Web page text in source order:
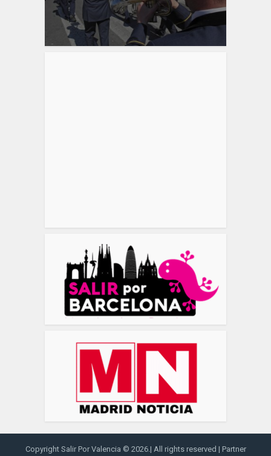
Copyright Salir Por Valencia © 2026.| All rights reserved | Partner